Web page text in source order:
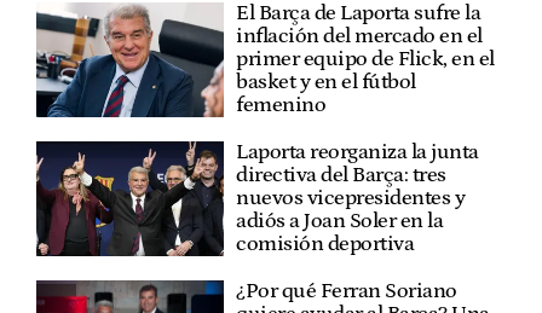
El Barça de Laporta sufre la
inflación del mercado en el
primer equipo de Flick, en el
basket y en el fútbol
femenino
Laporta reorganiza la junta
directiva del Barça: tres
nuevos vicepresidentes y
adiós a Joan Soler en la
comisión deportiva
¿Por qué Ferran Soriano